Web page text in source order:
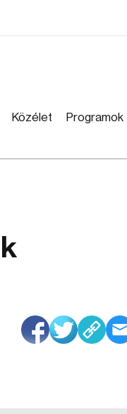
Közélet Programok